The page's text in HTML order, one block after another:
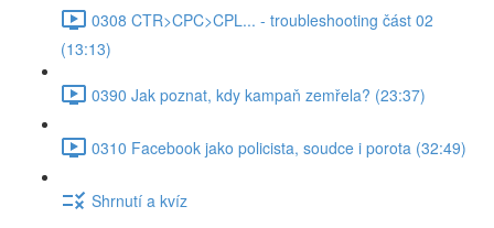
0308 CTR>CPC>CPL... - troubleshooting část 02
(13:13)
0390 Jak poznat, kdy kampaň zemřela? (23:37)
0310 Facebook jako policista, soudce i porota (32:49)
Shrnutí a kvíz